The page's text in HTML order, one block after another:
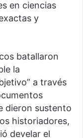
en ciencias
y
batallaron
la
a través
dieron sustento
historiadores,
develar el